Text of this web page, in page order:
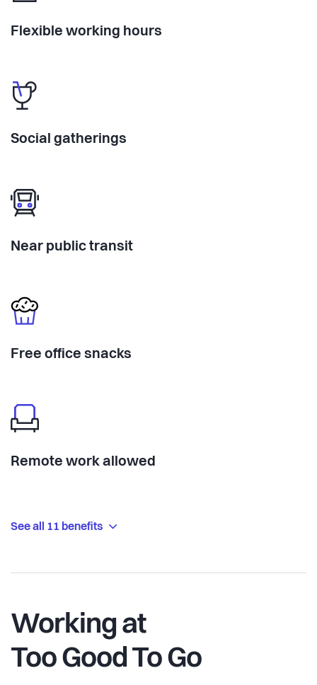
Flexible working hours
Social gatherings
Near public transit
Free office snacks
Remote work allowed
See all 11 benefits
Working at
Too Good To Go